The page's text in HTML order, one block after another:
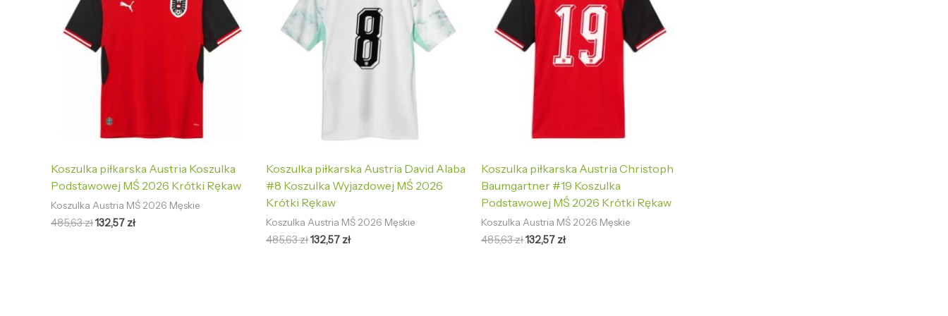
Koszulka piłkarska Austria Koszulka
Podstawowej MŚ 2026 Krótki Rękaw
Koszulka Austria MŚ 2026 Męskie
485,63zł132,57 zł
Koszulka piłkarska Austria David Alaba
#8 Koszulka Wyjazdowej MŚ 2026
Krótki Rękaw
Koszulka Austria MŚ 2026 Męskie
485,63zł132,57 zł
Koszulka piłkarska Austria Christoph
Baumgartner #19 Koszulka
Podstawowej MŚ 2026 Krótki Rękaw
Koszulka Austria MŚ 2026 Męskie
485,63zł132,57 zł